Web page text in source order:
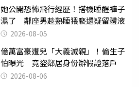
她公開恐怖飛行經歷！搭機睡醒褲子
濕了 鄰座男趁熟睡猥褻還疑留體液
2026-08-05
億萬富豪遭兒「大義滅親」！偷生子
怕曝光 竟盜鄰居身份辦假證落戶
2026-08-06